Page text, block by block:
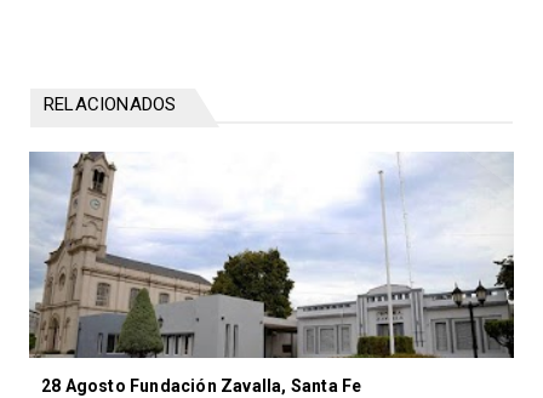
RELACIONADOS
28 Agosto Fundación Zavalla, Santa Fe